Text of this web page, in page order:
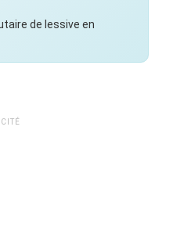
de lessive en